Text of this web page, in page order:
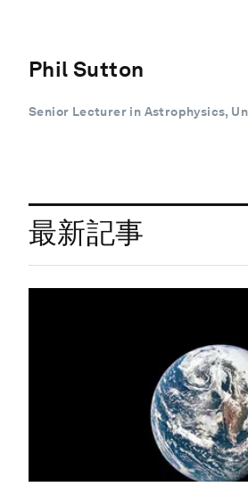
Phil Sutton
Senior Lecturer in Astrophysics,
最新記事